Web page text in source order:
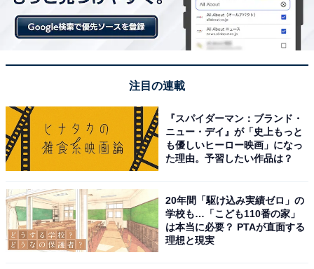
フをトッピングすることで、 みずみずしさもプラスして
います。 デンマーク産ゴーダチーズのクリーミーな味わ
いと、 国産トマトソースのさっぱりとした後味を楽しめ
注目の連載
『スパイダーマン：ブランド・
ニュー・デイ』が「史上もっと
も優しいヒーロー映画」になっ
た理由。予習したい作品は？
20年間「駆け込み実績ゼロ」の
学校も…「こども110番の家」
は本当に必要？ PTAが直面する
理想と現実